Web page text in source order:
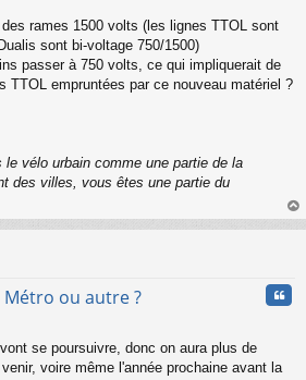
rames 1500 volts (les lignes TTOL sont
sont bi-voltage 750/1500)
passer à 750 volts, ce qui impliquerait de
TTOL empruntées par ce nouveau matériel ?
vélo urbain comme une partie de la
des villes, vous êtes une partie du
au
Métro ou autre ?
se poursuivre, donc on aura plus de
voire même l'année prochaine avant la